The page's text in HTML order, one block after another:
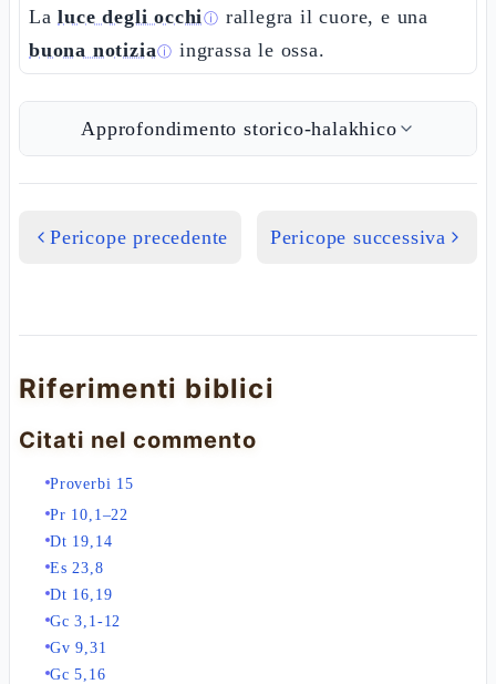
Laluce degli occhiⓘ rallegra il cuore, e una
buona notiziaⓘ ingrassa le ossa.
Approfondimento storico-halakhico
Pericope precedente Pericope successiva
Riferimenti biblici
Citati nel commento
Proverbi 15
Pr 10,1–22
Dt 19,14
Es 23,8
Dt 16,19
Gc 3,1-12
Gv 9,31
Gc 5,16